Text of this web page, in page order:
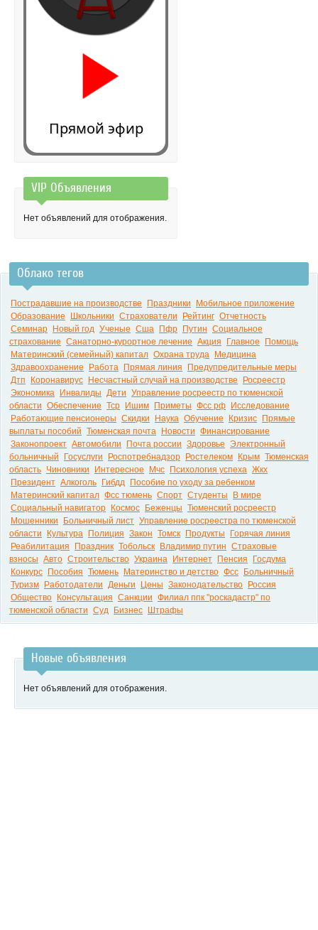
0:00
Прямой эфир
VIP Объявления
Нет объявлений для отображения.
Облако тегов
Пострадавшие на производстве Праздники
Мобильное приложение
Образование
Школьники Страхователи Рейтинг Отчетность
Семинар
Новый год Ученые Сша Пфр Путин Социальное
страхование Санаторно-курортное лечение Акция Главное
Помощь
Материнский (семейный) капитал Охрана труда
Медицина
Здравоохранение
Работа Прямая линия
Предупредительные меры
Дтп
Коронавирус Несчастный случай на производстве
Росреестр
Экономика
Инвалиды Дети Управление росреестр по тюменской
области Обеспечение Тср Ишим Приметы Фсс рф
Исследование
Работающие пенсионеры Скидки Наука Обучение Кризис
Прямые
выплаты пособий Тюменская почта Новости Финансирование
Законопроект Автомобили Почта россии Здоровье Электронный
больничный
Госуслуги Роспотребнадзор Ростелеком Крым Тюменская
область Чиновники Интересное Мчс Психология успеха Жкх
Президент Алкоголь Гибдд
Пособие по уходу за ребенком
Материнский капитал Фсс тюмень Спорт Студенты
В мире
Социальный навигатор
Космос Беженцы Тюменский росреестр
Мошенники
Больничный лист Управление росреестра по тюменской
области
Культура Полиция Закон Томск Продукты
Горячая линия
Реабилитация
Праздник Тобольск Владимир путин Страховые
взносы Авто Строительство Украина Интернет Пенсия
Госдума
Конкурс
Пособия Тюмень Материнство и детство Фсс
Больничный
Туризм
Работодатели Деньги Цены Законодательство
Россия
Общество
Консультация Санкции Филиал ппк "роскадастр" по
тюменской области Суд Бизнес Штрафы
Новые объявления
Нет объявлений для отображения.